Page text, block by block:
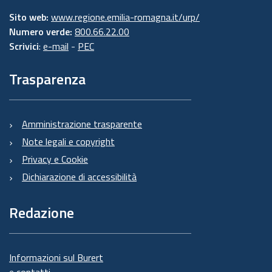
Sito web: www.regione.emilia-romagna.it/urp/
Numero verde: 800.66.22.00
Scrivici: e-mail - PEC
Trasparenza
Amministrazione trasparente
Note legali e copyright
Privacy e Cookie
Dichiarazione di accessibilità
Redazione
Informazioni sul Burert